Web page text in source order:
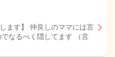
ます】 仲良しのママには言
なるべく隠してます （言